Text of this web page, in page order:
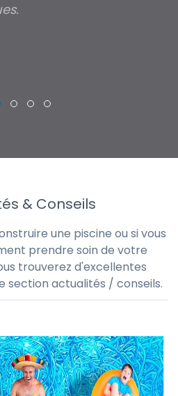
& Conseils
une piscine ou si vous
prendre soin de votre
trouverez d'excellentes
section actualités / conseils.